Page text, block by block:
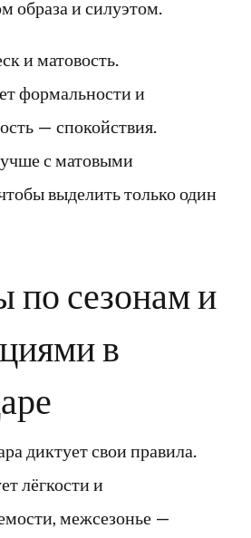
образа и силуэтом.
и матовость.
формальности и
— спокойствия.
с матовыми
выделить только один
по сезонам и
в
диктует свои правила.
лёгкости и
межсезонье —